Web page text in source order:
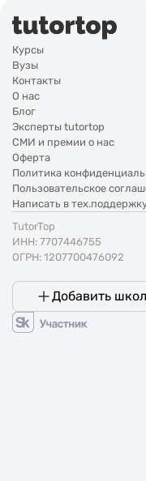
Курсы
Вузы
Контакты
О нас
Блог
Эксперты tutortop
СМИ и премии о нас
Оферта
Политика
Пользовательское
Написать в
TutorTop
ИНН: 7707446755
ОГРН: 1207700476092
Добавить